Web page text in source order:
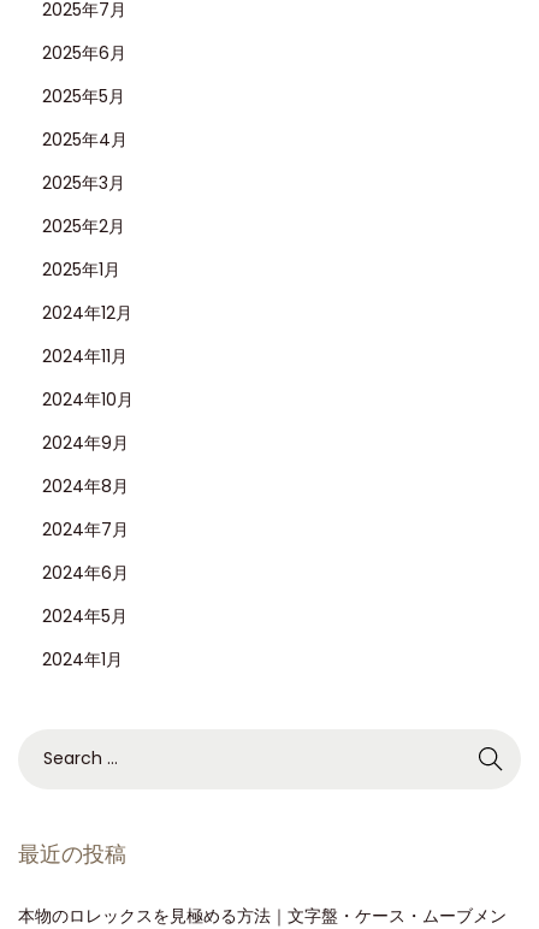
2025年7月
2025年6月
2025年5月
2025年4月
2025年3月
2025年2月
2025年1月
2024年12月
2024年11月
2024年10月
2024年9月
2024年8月
2024年7月
2024年6月
2024年5月
2024年1月
最近の投稿
本物のロレックスを見極める方法｜文字盤・ケース・ムーブメン